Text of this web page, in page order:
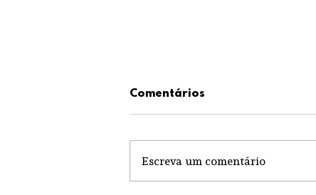
Comentários
Escreva um comentário